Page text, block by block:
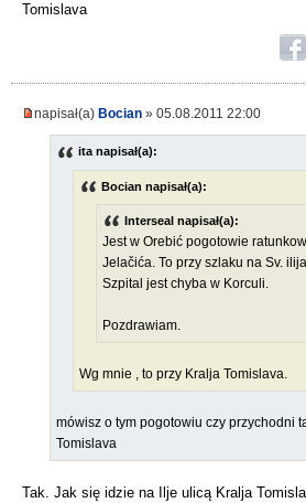
Tomislava
napisał(a) Bocian » 05.08.2011 22:00
ita napisał(a):
Bocian napisał(a):
Interseal napisał(a):
Jest w Orebić pogotowie
Jelačića. To przy szlaku na Sv. ilija.
Szpital jest chyba w Korculi.
Pozdrawiam.
Wg mnie , to przy Kralja Tomislava.
mówisz o tym pogotowiu czy przychodni
Tomislava
Tak. Jak się idzie na Ilje ulicą Kralja